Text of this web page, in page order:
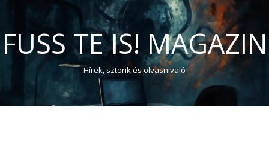
FUSS TE IS! MAGAZIN
Hírek, sztorik és olvasnivaló